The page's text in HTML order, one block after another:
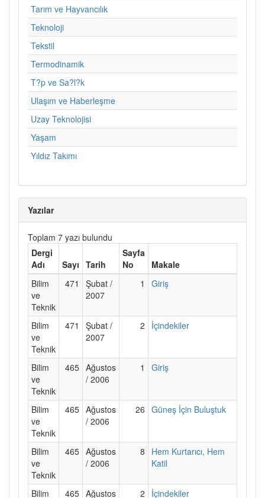
Tarım ve Hayvancılık
Teknoloji
Tekstil
Termodinamik
T?p ve Sa?l?k
Ulaşım ve Haberleşme
Uzay Teknolojisi
Yaşam
Yıldız Takımı
Yazılar
Toplam 7 yazı bulundu
Dergi
Adı
Sayı Tarih
Sayfa
No
Makale
Bilim
ve
Teknik
471
Şubat /
2007
1 Giriş
Bilim
ve
Teknik
471
Şubat /
2007
2 İçindekiler
Bilim
ve
Teknik
465 Ağustos
/ 2006
1 Giriş
Bilim
ve
Teknik
465 Ağustos
/ 2006
26 Güneş İçin Buluştuk
Bilim
ve
Teknik
465 Ağustos
/ 2006
8
Hem Kurtarıcı, Hem
Katil
Bilim 465 Ağustos 2 İçindekiler